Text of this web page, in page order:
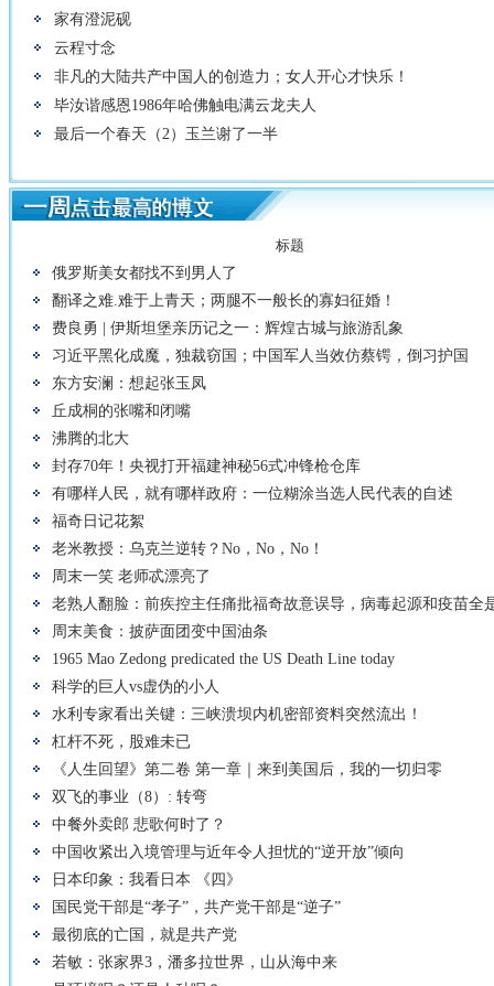
家有澄泥砚
云程寸念
非凡的大陆共产中国人的创造力；女人开心才快乐！
毕汝谐感恩1986年哈佛触电满云龙夫人
最后一个春天（2）玉兰谢了一半
标题
俄罗斯美女都找不到男人了
翻译之难.难于上青天；两腿不一般长的寡妇征婚！
费良勇 | 伊斯坦堡亲历记之一：辉煌古城与旅游乱象
习近平黑化成魔，独裁窃国；中国军人当效仿蔡锷，倒习护国
东方安澜：想起张玉凤
丘成桐的张嘴和闭嘴
沸腾的北大
封存70年！央视打开福建神秘56式冲锋枪仓库
有哪样人民，就有哪样政府：一位糊涂当选人民代表的自述
福奇日记花絮
老米教授：乌克兰逆转？No，No，No！
周末一笑 老师忒漂亮了
老熟人翻脸：前疾控主任痛批福奇故意误导，病毒起源和疫苗全
周末美食：披萨面团变中国油条
1965 Mao Zedong predicated the US Death Line today
科学的巨人vs虚伪的小人
水利专家看出关键：三峡溃坝内机密部资料突然流出！
杠杆不死，股难未已
《人生回望》第二卷 第一章｜来到美国后，我的一切归零
双飞的事业（8）: 转弯
中餐外卖郎 悲歌何时了？
中国收紧出入境管理与近年令人担忧的“逆开放”倾向
日本印象：我看日本 《四》
国民党干部是“孝子”，共产党干部是“逆子”
最彻底的亡国，就是共产党
若敏：张家界3，潘多拉世界，山从海中来